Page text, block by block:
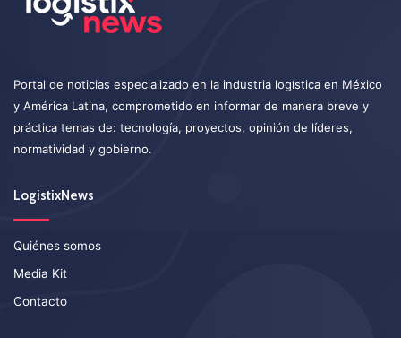
Portal de noticias especializado en la industria logística en México
y América Latina, comprometido en informar de manera breve y
práctica temas de: tecnología, proyectos, opinión de líderes,
normatividad y gobierno.
LogistixNews
Quiénes somos
Media Kit
Contacto